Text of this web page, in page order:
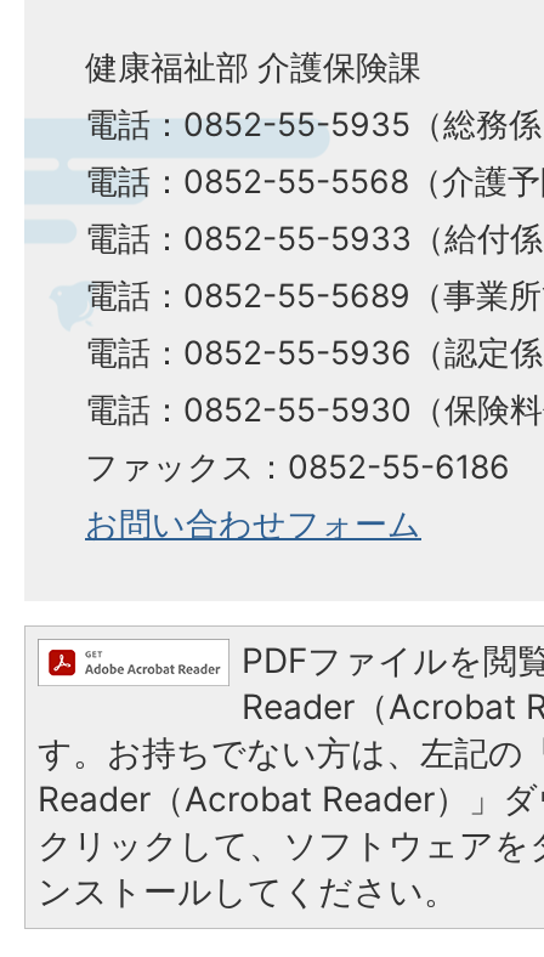
健康福祉部 介護保険課
電話：0852-55-5935（総務
電話：0852-55-5568（介護
電話：0852-55-5933（給付
電話：0852-55-5689（事業
電話：0852-55-5936（認定
電話：0852-55-5930（保険
ファックス：0852-55-6186
お問い合わせフォーム
PDFファイルを閲
Reader（Acrobat
す。お持ちでない方は、左記の
Reader（Acrobat Reader）」
クリックして、ソフトウェア
ンストールしてください。